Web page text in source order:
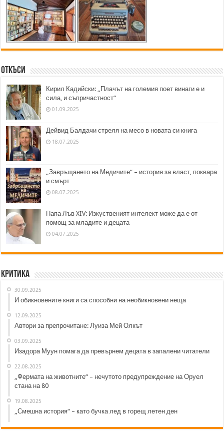
Откъси
Кирил Кадийски: „Плачът на големия поет винаги е и
сила, и съпричастност“
01.09.2025
Дейвид Балдачи стреля на месо в новата си книга
18.07.2025
„Завръщането на Медичите“ – история за власт, поквара
и смърт
08.07.2025
Папа Лъв XIV: Изкуственият интелект може да е от
помощ за младите и децата
04.07.2025
Критика
30.09.2025
И обикновените книги са способни на необикновени неща
12.09.2025
Автори за препрочитане: Луиза Мей Олкът
03.09.2025
Изадора Муун помага да превърнем децата в запалени читатели
22.08.2025
„Фермата на животните“ – нечутото предупреждение на Оруел
стана на 80
19.08.2025
„Смешна история“ – като бучка лед в горещ летен ден